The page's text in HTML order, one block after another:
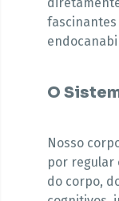
fascinantes
O
Nosso
por regular
do corpo,